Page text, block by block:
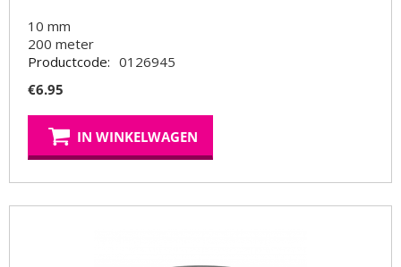
10 mm
200 meter
Productcode: 0126945
€6.95
IN WINKELWAGEN